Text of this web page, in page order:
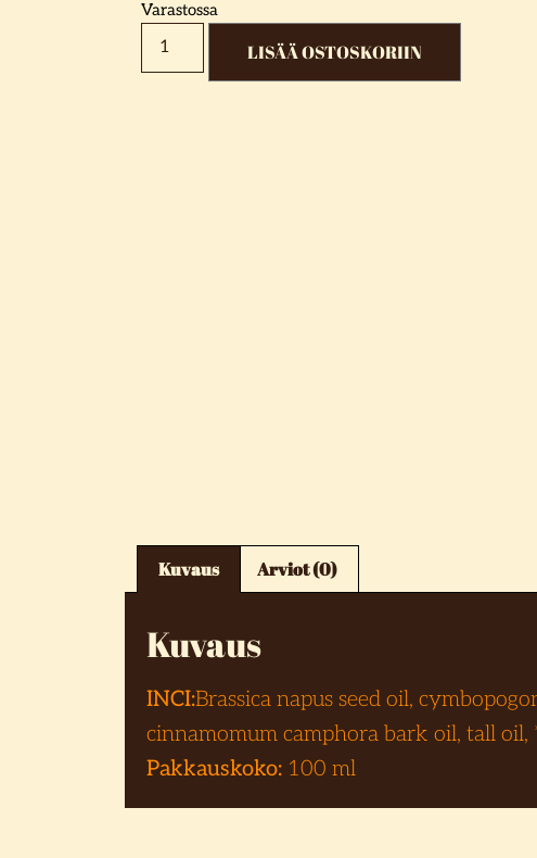
Varastossa
LISÄÄ OSTOSKORIIN
Kuvaus Arviot (0)
Kuvaus
INCI:Brassica napus seed oil,
cinnamomum camphora bark oil, tall
Pakkauskoko: 100 ml